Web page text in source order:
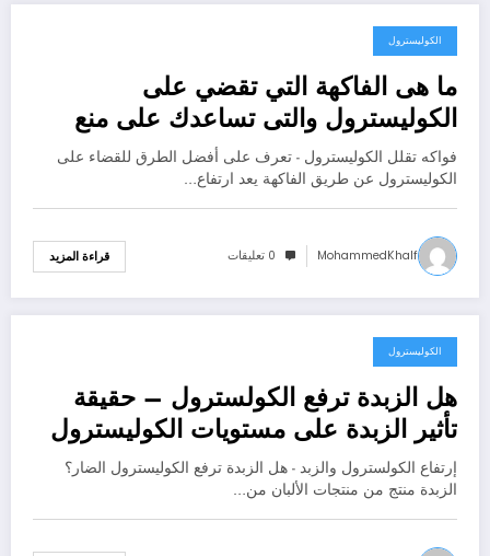
سبتمبر 22, 2020
الكوليسترول
ما هى الفاكهة التي تقضي على
الكوليسترول والتى تساعدك على منع
ارتفاع الكوليسترول في الدم
فواكه تقلل الكوليسترول - تعرف على أفضل الطرق للقضاء على
الكوليسترول عن طريق الفاكهة يعد ارتفاع…
MohammedKhalf 0 تعليقات قراءة المزيد
سبتمبر 21, 2020
الكوليسترول
هل الزبدة ترفع الكولسترول – حقيقة
تأثير الزبدة على مستويات الكوليسترول
إرتفاع الكولسترول والزبد - هل الزبدة ترفع الكوليسترول الضار؟
الزبدة منتج من منتجات الألبان من…